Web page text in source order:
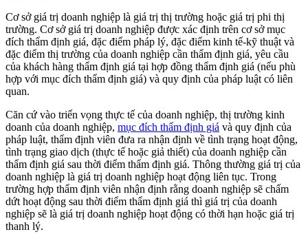
Cơ sở giá trị doanh nghiệp là giá trị thị trường hoặc giá trị phi thị
trường. Cơ sở giá trị doanh nghiệp được xác định trên cơ sở mục
đích thẩm định giá, đặc điểm pháp lý, đặc điểm kinh tế-kỹ thuật và
đặc điểm thị trường của doanh nghiệp cần thẩm định giá, yêu cầu
của khách hàng thẩm định giá tại hợp đồng thẩm định giá (nếu phù
hợp với mục đích thẩm định giá) và quy định của pháp luật có liên
quan.
Căn cứ vào triển vọng thực tế của doanh nghiệp, thị trường kinh
doanh của doanh nghiệp, mục đích thẩm định giá và quy định của
pháp luật, thẩm định viên đưa ra nhận định về tình trạng hoạt động,
tình trạng giao dịch (thực tế hoặc giả thiết) của doanh nghiệp cần
thẩm định giá sau thời điểm thẩm định giá. Thông thường giá trị của
doanh nghiệp là giá trị doanh nghiệp hoạt động liên tục. Trong
trường hợp thẩm định viên nhận định rằng doanh nghiệp sẽ chấm
dứt hoạt động sau thời điểm thẩm định giá thì giá trị của doanh
nghiệp sẽ là giá trị doanh nghiệp hoạt động có thời hạn hoặc giá trị
thanh lý.